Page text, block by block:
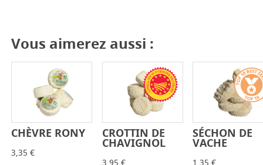
Vous aimerez aussi :
- +
CHÈVRE RONY
3,35 €
- +
CROTTIN DE
CHAVIGNOL
- +
SÉCHON DE
VACHE